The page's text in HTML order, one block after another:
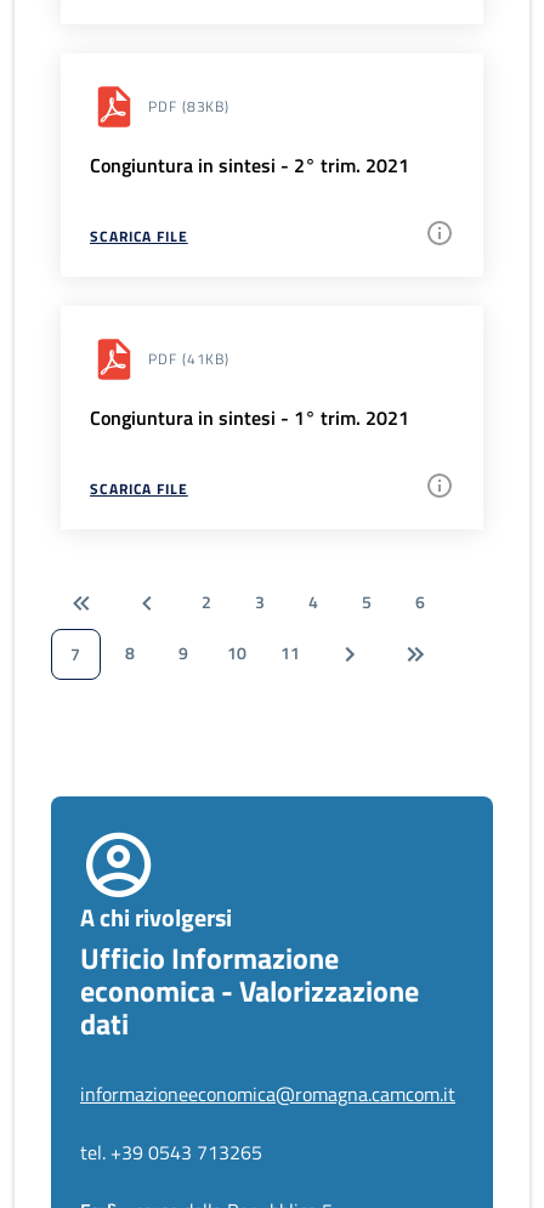
PDF (83KB)
Congiuntura in sintesi - 2° trim. 2021
SCARICA FILE
PDF (41KB)
Congiuntura in sintesi - 1° trim. 2021
SCARICA FILE
2 3 4 5
6
7
8 9 10 11
A chi rivolgersi
Ufficio Informazione
economica - Valorizzazione
dati
informazioneeconomica@romagna.camcom.it
tel. +39 0543 713265